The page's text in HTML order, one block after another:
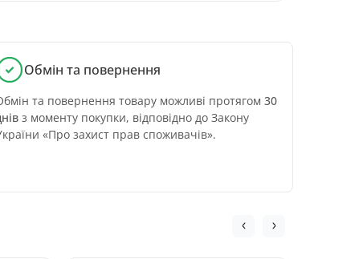
Обмін та повернення
та повернення товару можливі протягом 30
з моменту покупки, відповідно до Закону
«Про захист прав споживачів».